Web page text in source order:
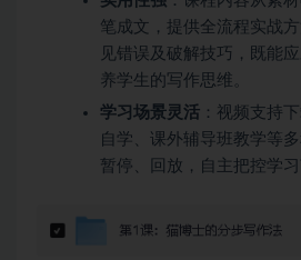
笔成文，提供全流程实战
见错误及破解技巧，既能
养学生的写作思维。
学习场景灵活 ：视频支持
自学、课外辅导班教学等
暂停、回放，自主把控学习